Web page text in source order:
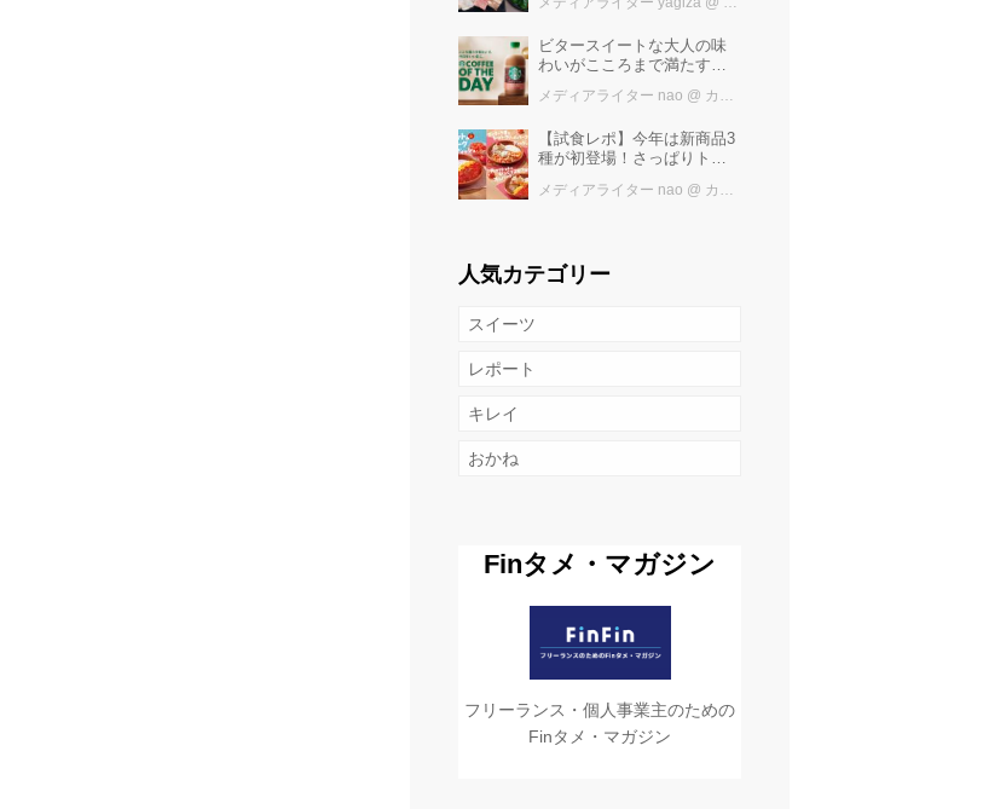
め」を堪能しよう
ビタースイートな大人の味
わいがこころまで満たす
COFFEE OF THE DAY カフ
メディアライター nao @ カワコレメディア編集部
【試食レポ】今年は新商品3
種が初登場！さっぱりトマ
びっくりドンキーの「トマ
メディアライター nao @ カワコレメディア編集部
人気カテゴリー
スイーツ
レポート
キレイ
おかね
Finタメ・マガジン
フリーランス・個人事業主のための
Finタメ・マガジン